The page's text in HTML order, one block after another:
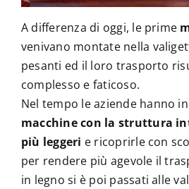
A differenza di oggi, le prime
venivano montate nella
pesanti ed il loro trasporto
complesso e faticoso.
Nel tempo le aziende hanno
macchine con la struttura
più leggeri e ricoprirle con
per rendere più agevole il
in legno si è poi passati alle